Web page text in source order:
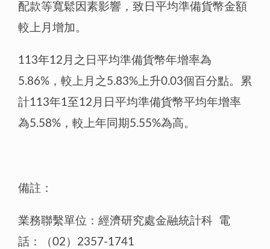
配款等寬鬆因素影響，致日平均準備貨幣金額
較上月增加。
113年12月之日平均準備貨幣年增率為
5.86%，較上月之5.83%上升0.03個百分點。累
計113年1至12月日平均準備貨幣平均年增率
為5.58%，較上年同期5.55%為高。
備註：
業務聯繫單位：經濟研究處金融統計科 電
話：（02）2357-1741